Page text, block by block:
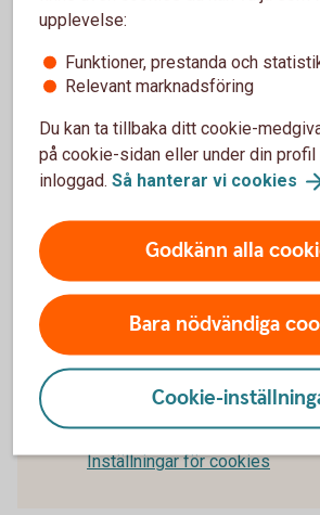
Blankett Paus i
Mer information
Avtalspension – kollektivavtalad
Uttagsregler individuell
För att se detta innehåll
godkänna cookies för
Inställningar för cookies
upplevelse:
Funktioner, prestanda och
Relevant marknadsföring
Du kan ta tillbaka ditt cookie-
på cookie-sidan eller under din profil
inloggad. Så hanterar vi cookies
Godkänn alla
Bara nödvändiga
Cookie-